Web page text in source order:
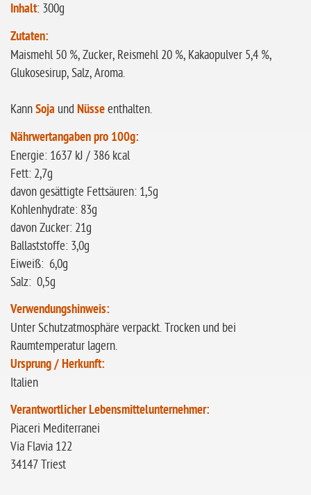
Inhalt: 300g
Zutaten:
Maismehl 50 %, Zucker, Reismehl 20 %, Kakaopulver 5,4 %,
Glukosesirup, Salz, Aroma.
KannSoja und Nüsseenthalten.
Nährwertangaben pro 100g:
Energie: 1637 kJ / 386 kcal
Fett: 2,7g
davon gesättigte Fettsäuren: 1,5g
Kohlenhydrate: 83g
davon Zucker: 21g
Ballaststoffe: 3,0g
Eiweiß: 6,0g
Salz: 0,5g
Verwendungshinweis:
Unter Schutzatmosphäre verpackt. Trocken und bei
Raumtemperatur lagern.
Ursprung / Herkunft:
Italien
Verantwortlicher Lebensmittelunternehmer:
Piaceri Mediterranei
Via Flavia 122
34147 Triest